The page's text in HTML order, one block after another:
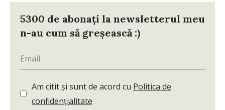
5300 de abonați la newsletterul meu
n-au cum să greșească :)
Am citit și sunt de acord cu Politica de
confidențialitate